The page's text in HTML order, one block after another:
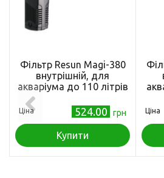
Фільтр Resun Magi-380
внутрішній, для
акваріума до 110 літрів
Ціна 524.00 грн
Купити
Ціна